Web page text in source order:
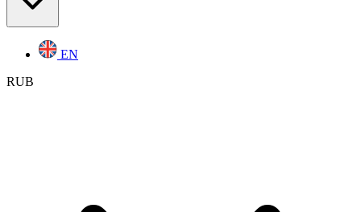
EN
RUB